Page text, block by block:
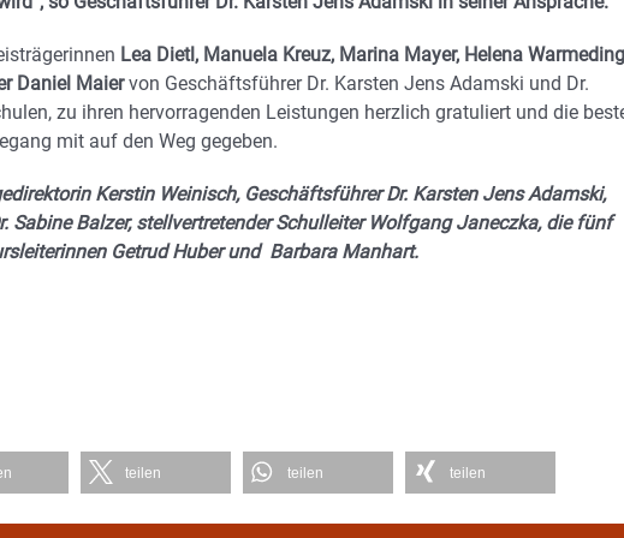
Lea Dietl, Manuela Kreuz, Marina Mayer, Helena
Daniel Maiervon Geschäftsführer Dr. Karsten Jens Adamski und Dr.
zu ihren hervorragenden Leistungen herzlich gratuliert und die
mit auf den Weg gegeben.
Kerstin Weinisch, Geschäftsführer Dr. Karsten Jens Adamski,
Sabine Balzer, stellvertretender Schulleiter Wolfgang Janeczka, die fünf
Getrud Huber und Barbara Manhart.
teilen teilen teilen